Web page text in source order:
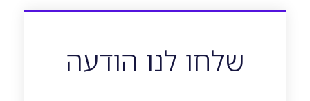
שלחו לנו הודעה